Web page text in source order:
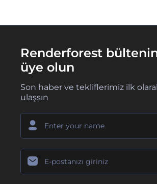
Renderforest
üye olun
Son haber ve tekliflerimiz ilk
ulaşsın